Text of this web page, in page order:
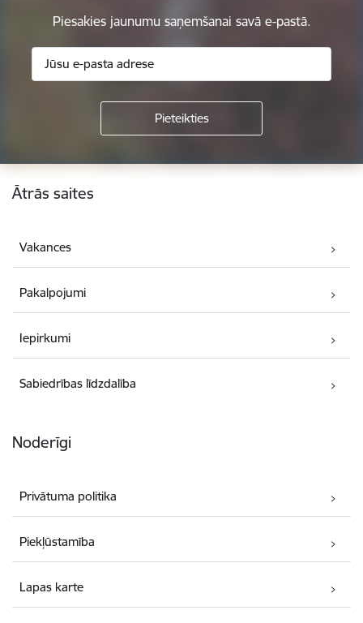
Piesakies jaunumu saņemšanai savā e-pastā.
Kājene
Ātrās saites
Vakances
Pakalpojumi
Iepirkumi
Sabiedrības līdzdalība
Noderīgi
Privātuma politika
Piekļūstamība
Lapas karte